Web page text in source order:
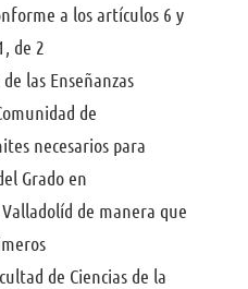
a los artículos 6 y
de 2
las Enseñanzas
de
necesarios para
Grado en
de manera que
de Ciencias de la